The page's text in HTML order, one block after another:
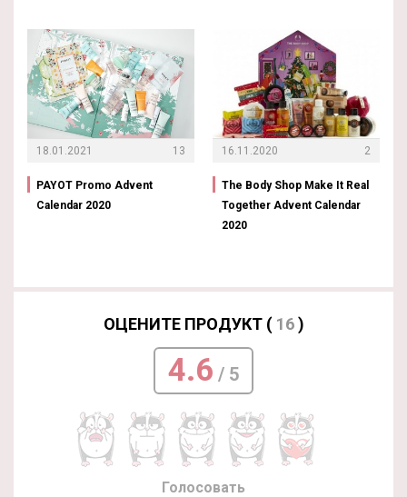
18.01.2021 13
PAYOT Promo Advent
Calendar 2020
16.11.2020 2
The Body Shop Make It Real
Together Advent Calendar
2020
ОЦЕНИТЕ ПРОДУКТ ( 16)
4.6 / 5
Голосовать